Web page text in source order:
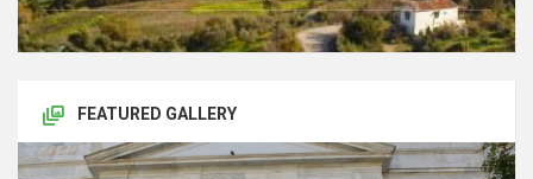
FEATURED GALLERY